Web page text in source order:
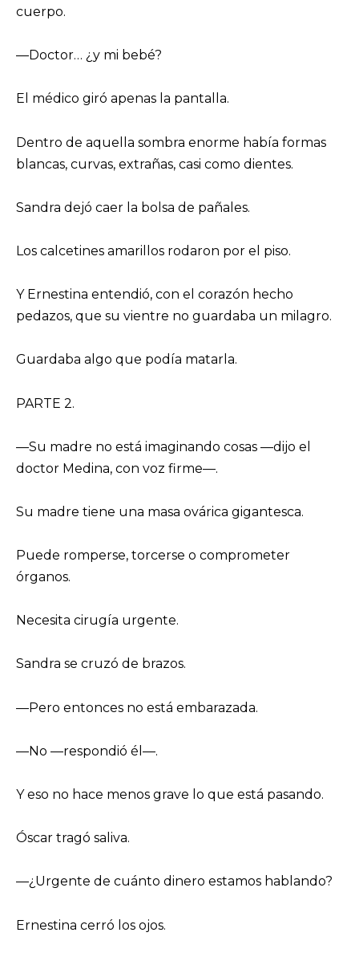
cuerpo.
—Doctor… ¿y mi bebé?
El médico giró apenas la pantalla.
Dentro de aquella sombra enorme había formas
blancas, curvas, extrañas, casi como dientes.
Sandra dejó caer la bolsa de pañales.
Los calcetines amarillos rodaron por el piso.
Y Ernestina entendió, con el corazón hecho
pedazos, que su vientre no guardaba un milagro.
Guardaba algo que podía matarla.
PARTE 2.
—Su madre no está imaginando cosas —dijo el
doctor Medina, con voz firme—.
Su madre tiene una masa ovárica gigantesca.
Puede romperse, torcerse o comprometer
órganos.
Necesita cirugía urgente.
Sandra se cruzó de brazos.
—Pero entonces no está embarazada.
—No —respondió él—.
Y eso no hace menos grave lo que está pasando.
Óscar tragó saliva.
—¿Urgente de cuánto dinero estamos hablando?
Ernestina cerró los ojos.